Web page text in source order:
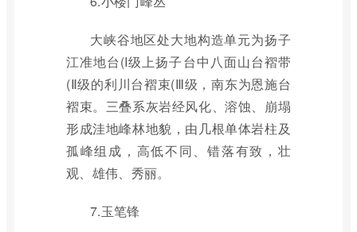
大峡谷地区处大地构造单元为扬子
江准地台(I级上扬子台中八面山台褶带
(Ⅱ级的利川台褶束(Ⅲ级，南东为恩施台
褶束。三叠系灰岩经风化、溶蚀、崩塌
形成洼地峰林地貌，由几根单体岩柱及
孤峰组成，高低不同、错落有致，壮
观、雄伟、秀丽。
7.玉笔锋